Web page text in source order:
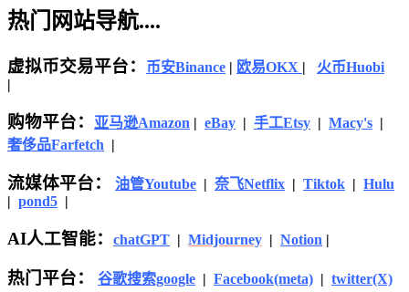
热门网站导航....
虚拟币交易平台： 币安Binance | 欧易OKX | 火币Huobi
|
购物平台： 亚马逊Amazon | eBay | 手工Etsy | Macy's |
奢侈品Farfetch |
流媒体平台： 油管Youtube | 奈飞Netflix | Tiktok | Hulu
| pond5 |
AI人工智能： chatGPT | Midjourney | Notion |
热门平台： 谷歌搜索google | Facebook(meta) | twitter(X)